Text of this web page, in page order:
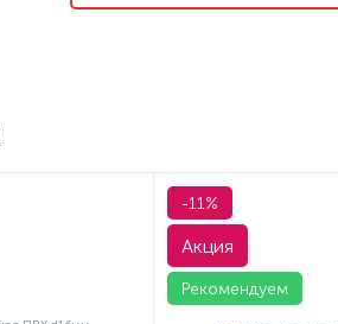
-11%
Акция
Рекомендуем